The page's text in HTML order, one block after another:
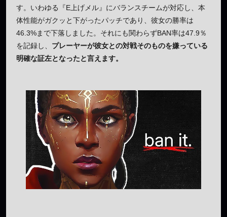
す。いわゆる『E上げメル』にバランスチームが対応し、本
体性能がガクッと下がったパッチであり、彼女の勝率は
46.3%まで下落しました。それにも関わらずBAN率は47.9％
を記録し、 プレーヤーが彼女との対戦そのものを嫌っている
明確な証左となったと言えます。